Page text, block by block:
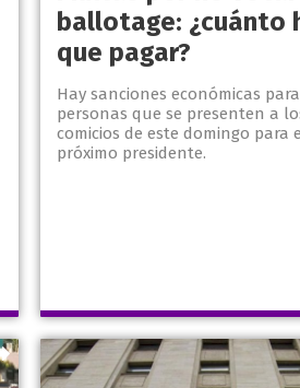
ballotage: ¿cuánto
que pagar?
Hay sanciones económicas
personas que se presenten a
comicios de este domingo para
próximo presidente.